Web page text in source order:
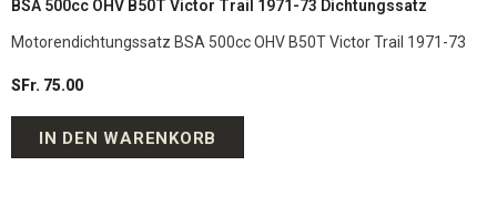
BSA 500cc OHV B50T Victor Trail 1971-73 Dichtungssatz
Motorendichtungssatz BSA 500cc OHV B50T Victor Trail 1971-73
SFr. 75.00
IN DEN WARENKORB